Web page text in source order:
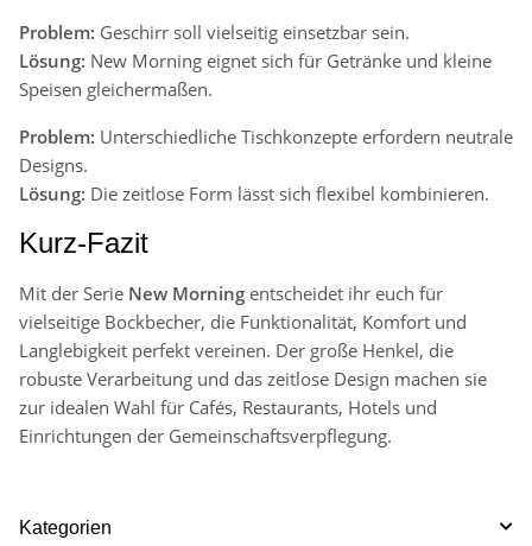
Problem: Geschirr soll vielseitig einsetzbar sein.
Lösung: New Morning eignet sich für Getränke und kleine
Speisen gleichermaßen.
Problem: Unterschiedliche Tischkonzepte erfordern neutrale
Designs.
Lösung: Die zeitlose Form lässt sich flexibel kombinieren.
Kurz-Fazit
Mit der Serie New Morning entscheidet ihr euch für
vielseitige Bockbecher, die Funktionalität, Komfort und
Langlebigkeit perfekt vereinen. Der große Henkel, die
robuste Verarbeitung und das zeitlose Design machen sie
zur idealen Wahl für Cafés, Restaurants, Hotels und
Einrichtungen der Gemeinschaftsverpflegung.
Kategorien